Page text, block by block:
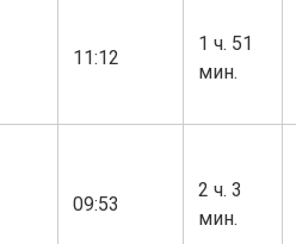
11:12
1 ч. 51
мин.
09:53
2 ч. 3
мин.